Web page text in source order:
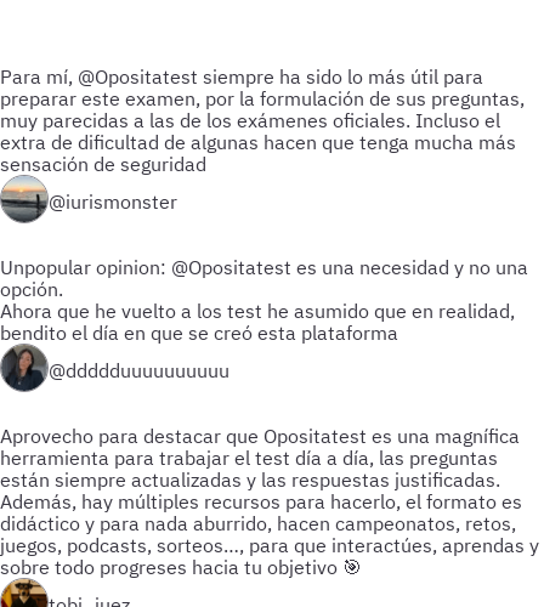
Para mí, @Opositatest siempre ha sido lo más útil para
preparar este examen, por la formulación de sus preguntas,
muy parecidas a las de los exámenes oficiales. Incluso el
extra de dificultad de algunas hacen que tenga mucha más
sensación de seguridad
@iurismonster
Unpopular opinion: @Opositatest es una necesidad y no una
opción.
Ahora que he vuelto a los test he asumido que en realidad,
bendito el día en que se creó esta plataforma
@ddddduuuuuuuuuu
Aprovecho para destacar que Opositatest es una magnífica
herramienta para trabajar el test día a día, las preguntas
están siempre actualizadas y las respuestas justificadas.
Además, hay múltiples recursos para hacerlo, el formato es
didáctico y para nada aburrido, hacen campeonatos, retos,
juegos, podcasts, sorteos…, para que interactúes, aprendas y
sobre todo progreses hacia tu objetivo 🎯